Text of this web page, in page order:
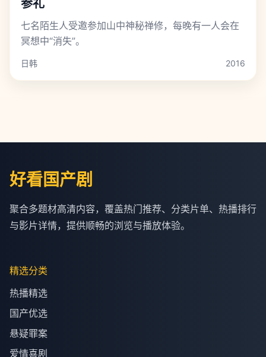
参礼
七名陌生人受邀参加山中神秘禅修，每晚有一人会在
冥想中“消失”。
日韩 2016
好看国产剧
聚合多题材高清内容，覆盖热门推荐、分类片单、热播排行
与影片详情，提供顺畅的浏览与播放体验。
精选分类
热播精选
国产优选
悬疑罪案
爱情喜剧